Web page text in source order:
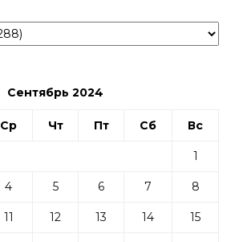
Сентябрь 2024
Ср Чт Пт Сб Вс
1
4 5 6 7 8
11 12 13 14 15